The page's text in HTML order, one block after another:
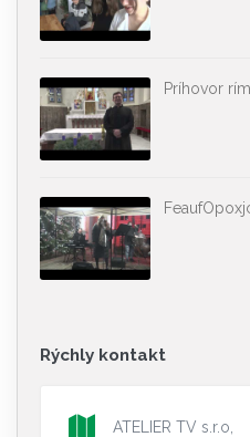
Príhovor
Rýchly kontakt
ATELIER TV s.r.o,